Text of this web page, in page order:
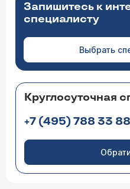
Запишитесь к
специалисту
Выбрать
Круглосуточная
+7 (495) 788 33 88